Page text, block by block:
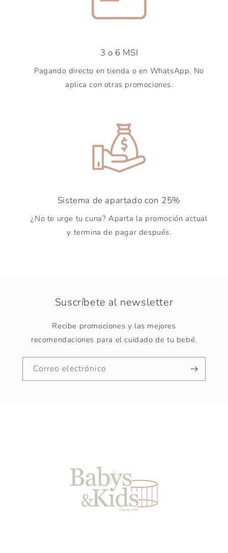
3 o 6 MSI
Pagando directo en tienda o en WhatsApp. No
aplica con otras promociones.
Sistema de apartado con 25%
¿No te urge tu cuna? Aparta la promoción actual
y termina de pagar después.
Suscríbete al newsletter
Recibe promociones y las mejores
recomendaciones para el cuidado de tu bebé.
Correo electrónico